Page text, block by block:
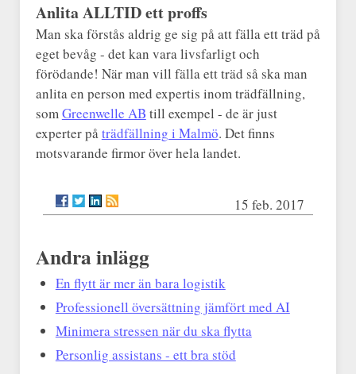
Anlita ALLTID ett proffs
Man ska förstås aldrig ge sig på att fälla ett träd på
eget bevåg - det kan vara livsfarligt och
förödande! När man vill fälla ett träd så ska man
anlita en person med expertis inom trädfällning,
somGreenwelle AB till exempel - de är just
experter påträdfällning i Malmö. Det finns
motsvarande firmor över hela landet.
15 feb. 2017
Andra inlägg
En flytt är mer än bara logistik
Professionell översättning jämfört med AI
Minimera stressen när du ska flytta
Personlig assistans - ett bra stöd